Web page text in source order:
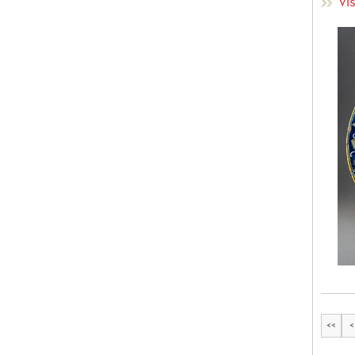
<< <